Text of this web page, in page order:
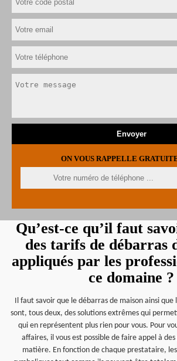
ON VOUS RAPPELLE
Qu’est-ce qu’il faut
des tarifs de débarras
appliqués par les
ce domaine ?
Il faut savoir que le débarras de maison ainsi
sont, tous deux, des solutions extrêmes qui
qui en représentent plus rien pour vous. Pour
affaires, il vous est possible de faire appel à
matière. En fonction de chaque prestataire,